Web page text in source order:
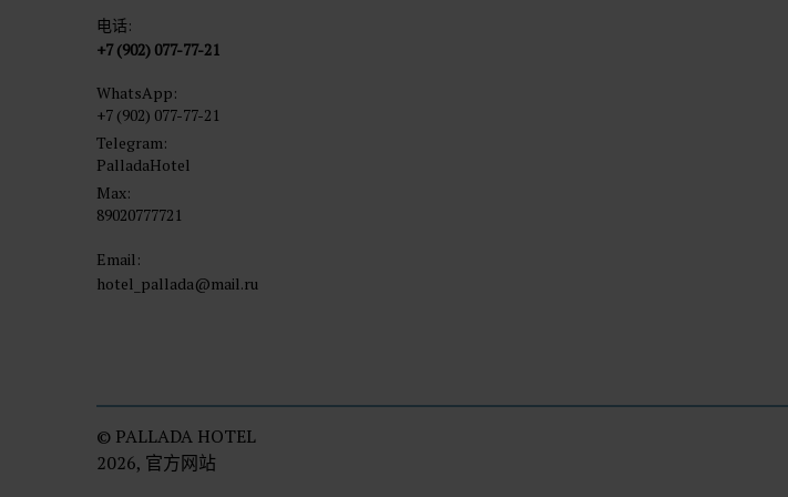
电话:
+7 (902) 077-77-21
WhatsApp:
+7 (902) 077-77-21
Telegram:
PalladaHotel
Max:
89020777721
Email:
hotel_pallada@mail.ru
© PALLADA HOTEL
2026, 官方网站